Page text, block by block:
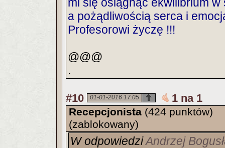
a pożądliwością serca i
Profesorowi życzę !!!
@@@
.
#10 01-01-2016 17:05
1 na 1
Recepcjonista (424 punktów)
(zablokowany)
W odpowiedziAndrzej